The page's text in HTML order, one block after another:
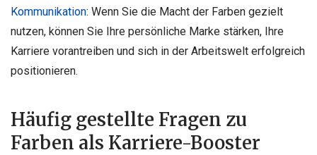
Kommunikation: Wenn Sie die Macht der Farben gezielt
nutzen, können Sie Ihre persönliche Marke stärken, Ihre
Karriere vorantreiben und sich in der Arbeitswelt erfolgreich
positionieren.
Häufig gestellte Fragen zu
Farben als Karriere-Booster